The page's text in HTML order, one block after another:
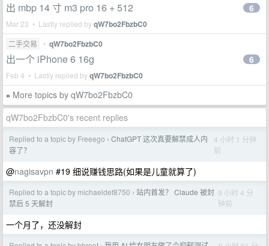
出 mbp 14 寸 m3 pro 16 + 512
Mar 23 • Lastly replied byqW7bo2FbzbC0
6
二手交易 • qW7bo2FbzbC0
出一个 iPhone 6 16g
Feb 4 • Lastly replied byqW7bo2FbzbC0
6
» More topics by qW7bo2FbzbC0
qW7bo2FbzbC0's recent replies
Replied to a topic by Freeego › ChatGPT 这次真要解禁成人内
容了？
4 小时 1 分钟
前
@nagisavpn #19 细说赚钱思路(如果是儿童就算了)
Replied to a topic by michaeldef8750 › 站内首发？ Claude 被封
禁后 5 天解封
9 小时 4 分
钟前
一个月了，还没解封